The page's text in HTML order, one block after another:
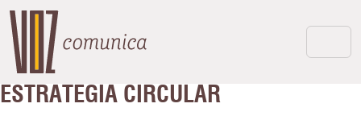
ESTRATÉGIA CIRCULAR